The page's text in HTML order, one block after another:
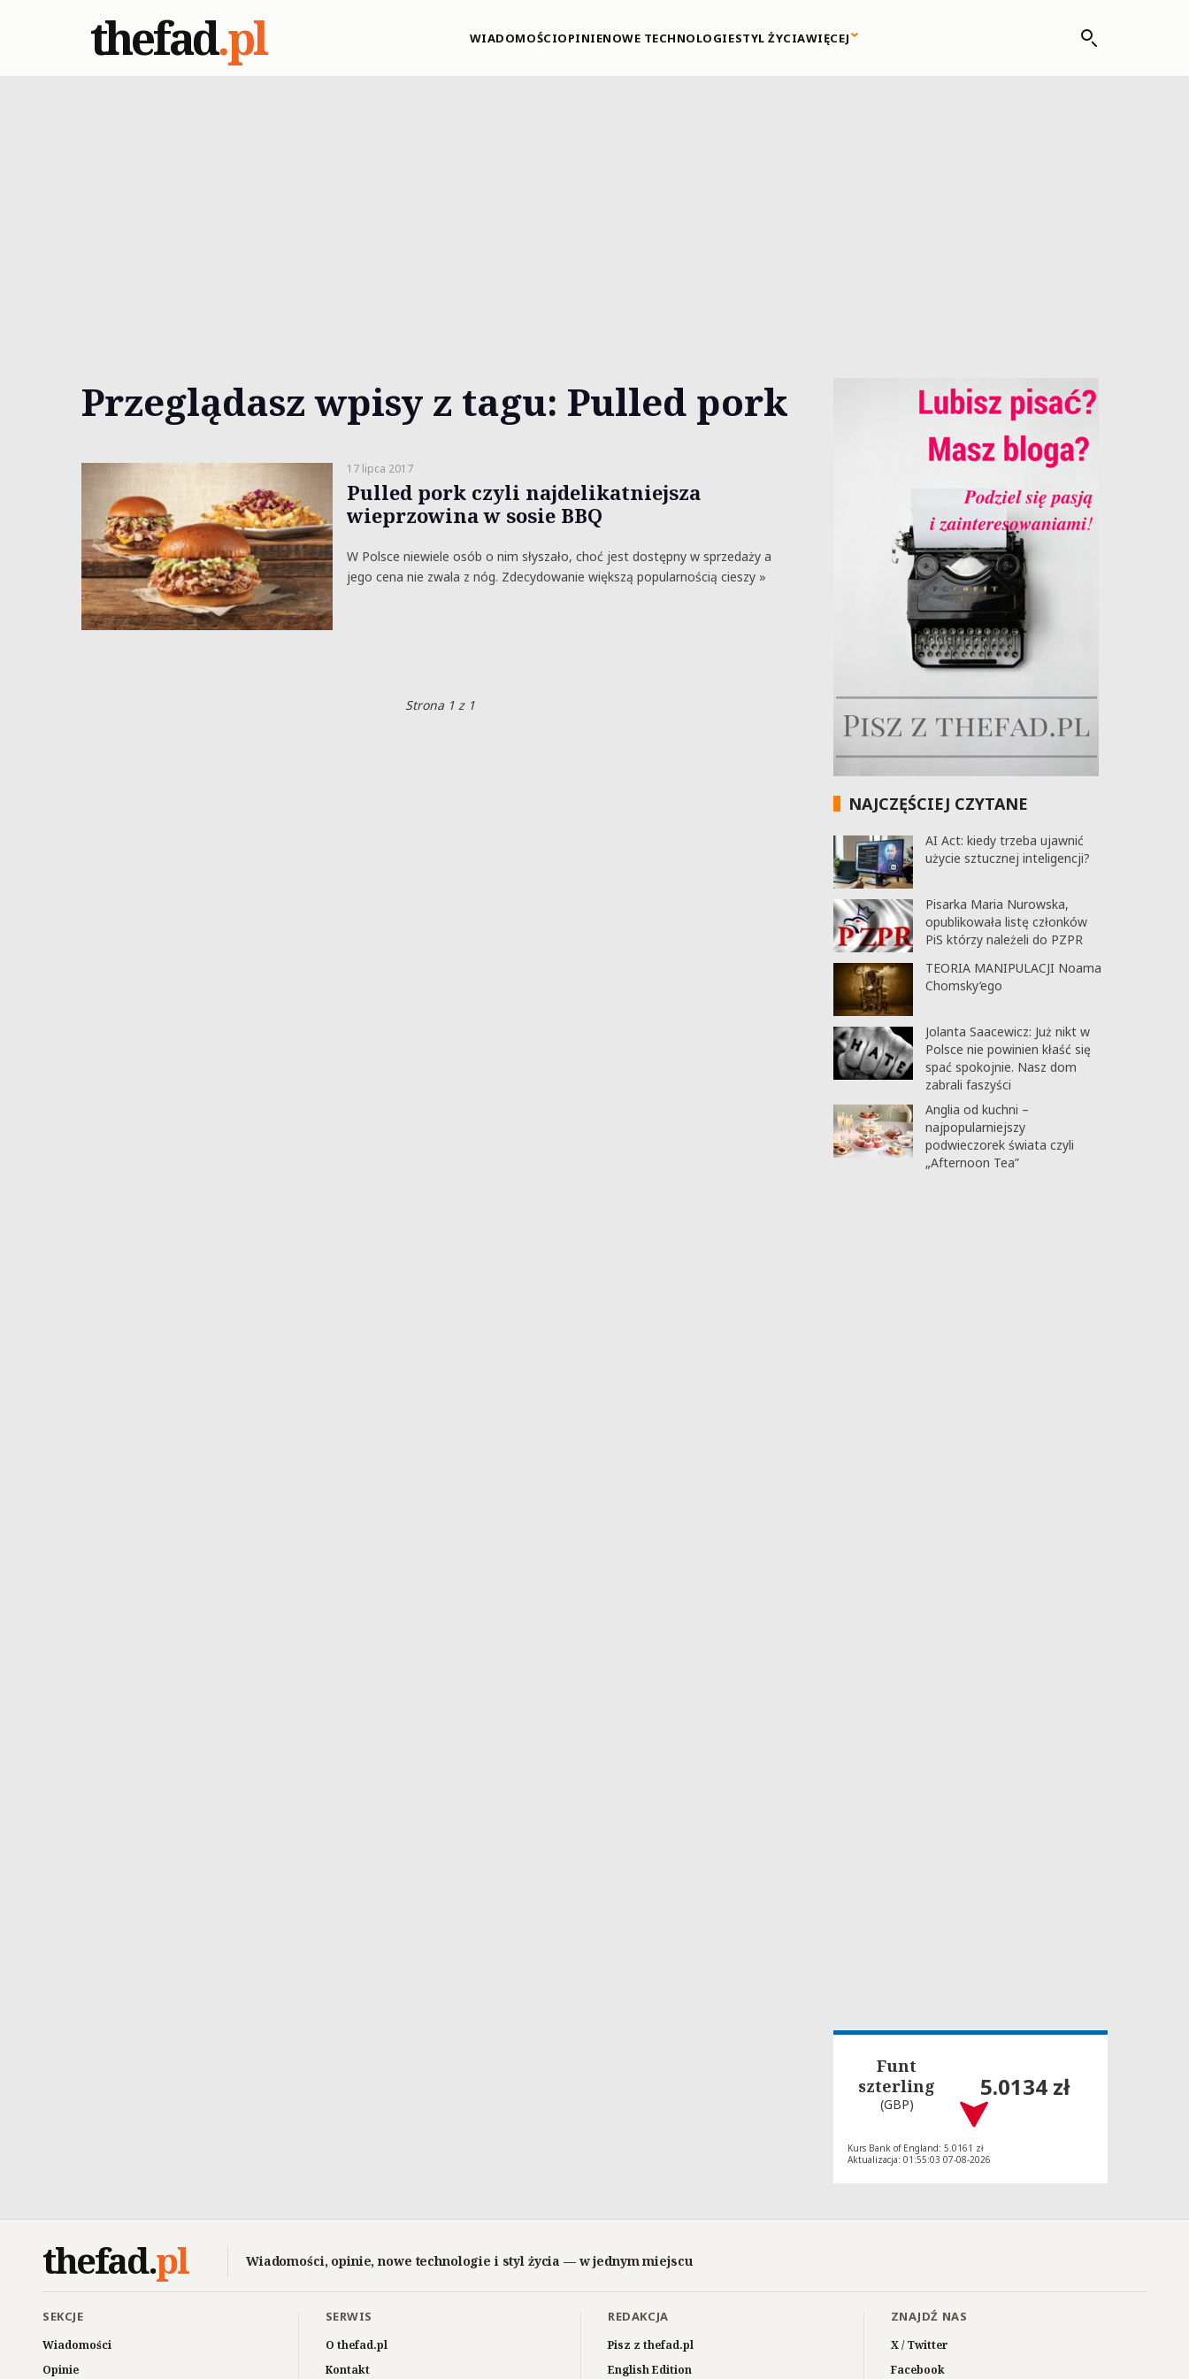
thefad.pl WIADOMOŚCIOPINIENOWE TECHNOLOGIESTYL ŻYCIAWIĘCEJ
Przeglądasz wpisy z tagu: Pulled pork
17 lipca 2017
Pulled pork czyli najdelikatniejsza
wieprzowina w sosie BBQ
W Polsce niewiele osób o nim słyszało, choć jest dostępny w sprzedaży a
jego cena nie zwala z nóg. Zdecydowanie większą popularnością cieszy »
Strona 1 z 1
NAJCZĘŚCIEJ CZYTANE
AI Act: kiedy trzeba ujawnić
użycie sztucznej inteligencji?
Pisarka Maria Nurowska,
opublikowała listę członków
PiS którzy należeli do PZPR
TEORIA MANIPULACJI Noama
Chomsky’ego
Jolanta Saacewicz: Już nikt w
Polsce nie powinien kłaść się
spać spokojnie. Nasz dom
zabrali faszyści
Anglia od kuchni –
najpopularniejszy
podwieczorek świata czyli
„Afternoon Tea”
Funt
szterling
(GBP)
5.0134 zł
Kurs Bank of England: 5.0161 zł
Aktualizacja: 01:55:03 07-08-2026
thefad.pl Wiadomości, opinie, nowe technologie i styl życia — w jednym miejscu
SEKCJE
Wiadomości
Opinie
SERWIS
O thefad.pl
Kontakt
REDAKCJA
Pisz z thefad.pl
English Edition
ZNAJDŹ NAS
X / Twitter
Facebook